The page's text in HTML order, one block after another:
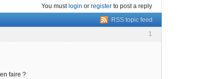
You mustlogin or register to post a reply
RSS topic feed
1
faire ?